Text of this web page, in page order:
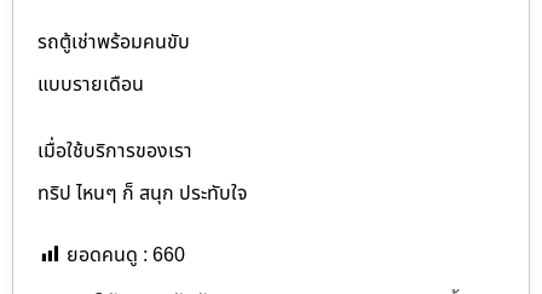
รถตู้เช่าพร้อมคนขับ
แบบรายเดือน
เมื่อใช้บริการของเรา
ทริป ไหนๆ ก็ สนุก ประทับใจ
ยอดคนดู : 660